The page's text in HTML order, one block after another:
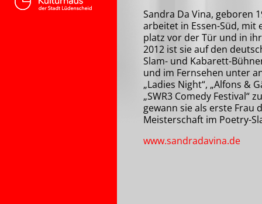
Sandra Da Vina, geboren
arbeitet in Essen-Süd, mit
platz vor der Tür und in
2012 ist sie auf den
Slam- und Kabarett-
und im Fernsehen unter
„Ladies Night“, „Alfons &
„SWR3 Comedy Festival“
gewann sie als erste Frau
Meisterschaft im Poetry-
www.sandradavina.de